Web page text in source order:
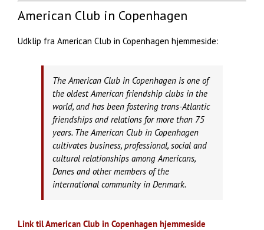
American Club in Copenhagen
Udklip fra American Club in Copenhagen hjemmeside:
The American Club in Copenhagen is one of
the oldest American friendship clubs in the
world, and has been fostering trans-Atlantic
friendships and relations for more than 75
years. The American Club in Copenhagen
cultivates business, professional, social and
cultural relationships among Americans,
Danes and other members of the
international community in Denmark.
Link til American Club in Copenhagen hjemmeside